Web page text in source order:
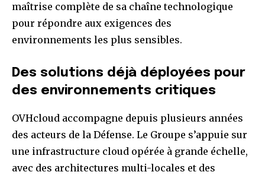
maîtrise complète de sa chaîne technologique
pour répondre aux exigences des
environnements les plus sensibles.
Des solutions déjà déployées pour
des environnements critiques
OVHcloud accompagne depuis plusieurs années
des acteurs de la Défense. Le Groupe s’appuie sur
une infrastructure cloud opérée à grande échelle,
avec des architectures multi-locales et des